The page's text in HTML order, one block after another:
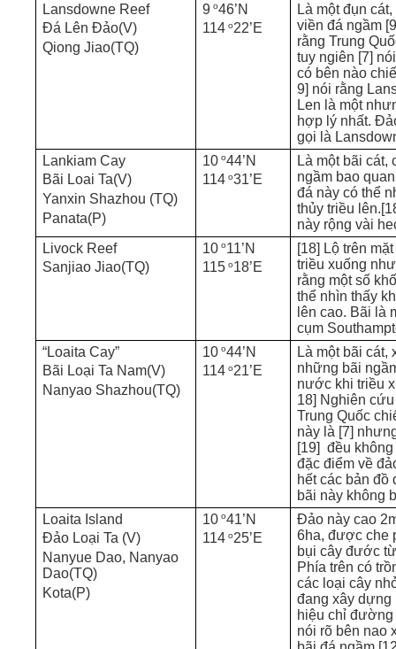
Lansdowne Reef
Đá Lên Đảo(V)
Qiong Jiao(TQ)
9 o46’N
114 o22’E
Là một đụn
viền đá ngầm
rằng Trung
tuy ngiên [7]
có bên nào
9] nói rằng
Len là một
hợp lý nhất.
gọi là
Lankiam Cay
Bãi Loai Ta(V)
Yanxin Shazhou (TQ)
Panata(P)
10 o44’N
114 o31’E
Là một bãi cát,
ngầm bao
đá này có thể
thủy triều
này rộng vài
Livock Reef
Sanjiao Jiao(TQ)
10 o11’N
115 o18’E
[18] Lộ trên
triều xuống
rằng một số
thể nhìn thấy
lên cao. Bãi là
cụm
“Loaita Cay”
Bãi Loại Ta Nam(V)
Nanyao Shazhou(TQ)
10 o44’N
114 o21’E
Là một bãi cát,
những bãi
nước khi triều
18] Nghiên
Trung Quốc
này là [7]
[19] đều
đặc điểm về
hết các bản đồ
bãi này không
Loaita Island
Đảo Loại Ta (V)
Nanyue Dao, Nanyao
Dao(TQ)
Kota(P)
10 o41’N
114 o25’E
Đảo này cao
6ha, được che
bụi cây đước
Phía trên có
các loại cây
đang xây dựng
hiệu chỉ
nói rõ bên nao